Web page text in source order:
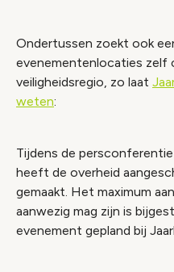
Ondertussen zoekt ook
evenementenlocaties zelf
veiligheidsregio, zo laat
weten:
Tijdens de
heeft de overheid
gemaakt. Het maximum
aanwezig mag zijn is
evenement gepland bij